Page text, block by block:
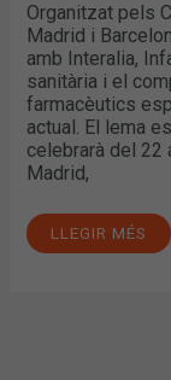
Organitzat pels
Madrid i
amb Interalia,
sanitària i el
farmacèutics
actual. El lema
celebrarà del 22
Madrid,
LLEGIR MÉS